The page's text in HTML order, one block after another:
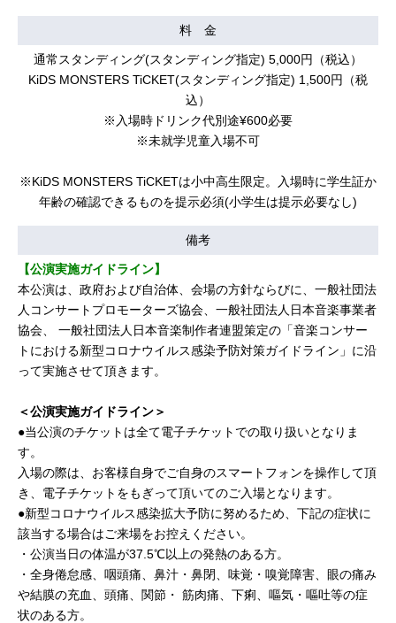
料 金
通常スタンディング(スタンディング指定) 5,000円（税込）
KiDS MONSTERS TiCKET(スタンディング指定) 1,500円（税
込）
※入場時ドリンク代別途¥600必要
※未就学児童入場不可
※KiDS MONSTERS TiCKETは小中高生限定。入場時に学生証か
年齢の確認できるものを提示必須(小学生は提示必要なし)
備考
【公演実施ガイドライン】
本公演は、政府および自治体、会場の方針ならびに、一般社団法
人コンサートプロモーターズ協会、一般社団法人日本音楽事業者
協会、 一般社団法人日本音楽制作者連盟策定の「音楽コンサー
トにおける新型コロナウイルス感染予防対策ガイドライン」に沿
って実施させて頂きます。
＜公演実施ガイドライン＞
●当公演のチケットは全て電子チケットでの取り扱いとなりま
す。
入場の際は、お客様自身でご自身のスマートフォンを操作して頂
き、電子チケットをもぎって頂いてのご入場となります。
●新型コロナウイルス感染拡大予防に努めるため、下記の症状に
該当する場合はご来場をお控えください。
・公演当日の体温が37.5℃以上の発熱のある方。
・全身倦怠感、咽頭痛、鼻汁・鼻閉、味覚・嗅覚障害、眼の痛み
や結膜の充血、頭痛、関節・ 筋肉痛、下痢、嘔気・嘔吐等の症
状のある方。